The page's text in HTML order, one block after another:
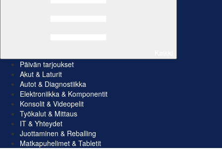
Päivän tarjoukset
Akut & Laturit
Autot & Diagnostiikka
Elektroniikka & Komponentit
Konsolit & Videopelit
Työkalut & Mittaus
IT & Yhteydet
Juottaminen & Reballing
Matkapuhelimet & Tabletit